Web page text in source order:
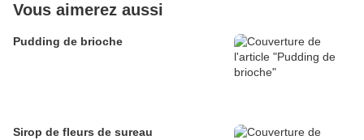
Vous aimerez aussi
Pudding de brioche
Sirop de fleurs de sureau